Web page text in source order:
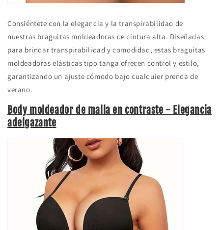
Consiéntete con la elegancia y la transpirabilidad de
nuestras braguitas moldeadoras de cintura alta. Diseñadas
para brindar transpirabilidad y comodidad, estas braguitas
moldeadoras elásticas tipo tanga ofrecen control y estilo,
garantizando un ajuste cómodo bajo cualquier prenda de
verano.
Body moldeador de malla en contraste - Elegancia
adelgazante